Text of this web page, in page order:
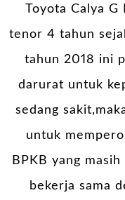
Toyota Calya G
tenor 4 tahun
tahun 2018 ini
darurat untuk
sedang
untuk
BPKB yang
bekerja sama